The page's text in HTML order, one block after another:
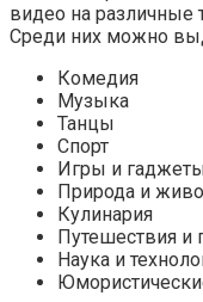
видео на
Среди них можно
Комедия
Музыка
Танцы
Спорт
Игры и
Природа и
Кулинария
Путешествия и
Наука и